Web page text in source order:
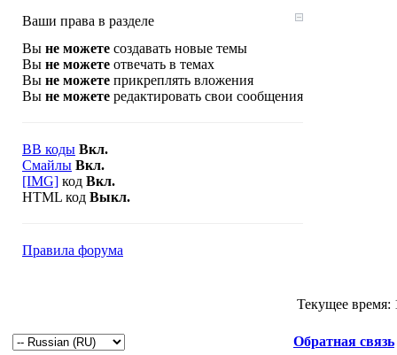
Ваши права в разделе
Вы не можете создавать новые темы
Вы не можете отвечать в темах
Вы не можете прикреплять вложения
Вы не можете редактировать свои сообщения
BB коды Вкл.
Смайлы Вкл.
[IMG] код Вкл.
HTML код Выкл.
Правила форума
Текущее время:
Обратная связь